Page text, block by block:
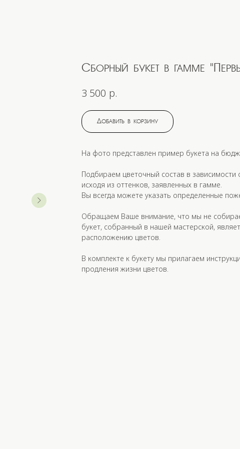
Сборный букет в гамме
3 500 р.
Добавить в корзину
На фото представлен пример букета на
Подбираем цветочный состав в зависимости
исходя из оттенков, заявленных в гамме.
Вы всегда можете указать определенные
Обращаем Ваше внимание, что мы не
букет, собранный в нашей мастерской,
расположению цветов.
В комплекте к букету мы прилагаем
продления жизни цветов.